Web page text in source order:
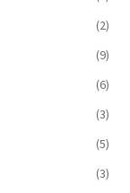
(2)
(9)
(6)
(3)
(5)
(3)